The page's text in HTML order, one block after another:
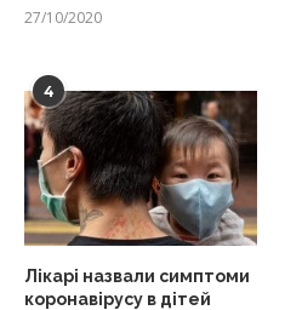
27/10/2020
4
Лікарі назвали симптоми
коронавірусу в дітей